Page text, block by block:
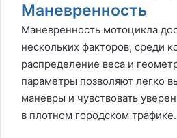
Маневренность
Маневренность мотоцикла
нескольких факторов, среди
распределение веса и
параметры позволяют легко
маневры и чувствовать
в плотном городском трафике.